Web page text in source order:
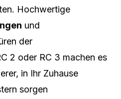
Hochwertige
und
der
2 oder RC 3 machen es
in Ihr Zuhause
sorgen